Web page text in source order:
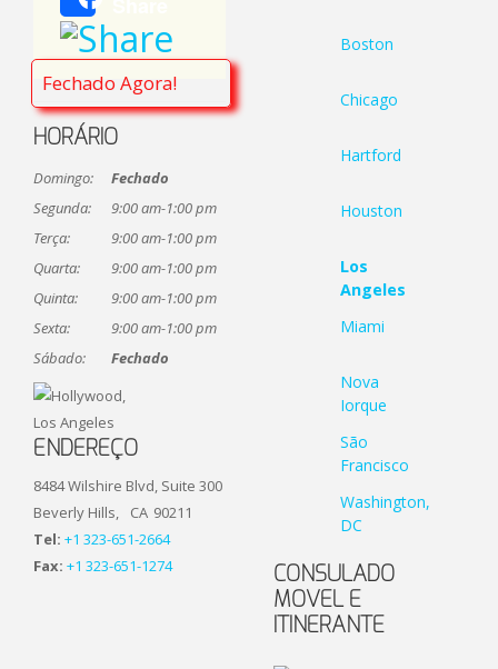
HORÁRIO
Domingo:
Fechado
Segunda:
9:00 am-1:00 pm
Terça:
9:00 am-1:00 pm
Quarta:
9:00 am-1:00 pm
Quinta:
9:00 am-1:00 pm
Sexta:
9:00 am-1:00 pm
Sábado:
Fechado
Fechado Agora!
ENDEREÇO
8484 Wilshire Blvd, Suite 300
Beverly Hills,
CA 90211
Tel: +1 323-651-2664
Fax: +1 323-651-1274
Boston
Chicago
Hartford
Houston
Los
Angeles
Miami
Nova
Iorque
São
Francisco
Washington,
DC
CONSULADO
MOVEL E
ITINERANTE